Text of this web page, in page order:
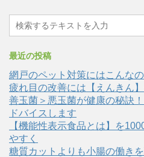
最近の投稿
網戸のペット対策にはこんな
疲れ目の改善には【えんきん
善玉菌＞悪玉菌が健康の秘訣
ドバイスします
【機能性表示食品とは】を
やすく
糖質カットよりも小腸の働き